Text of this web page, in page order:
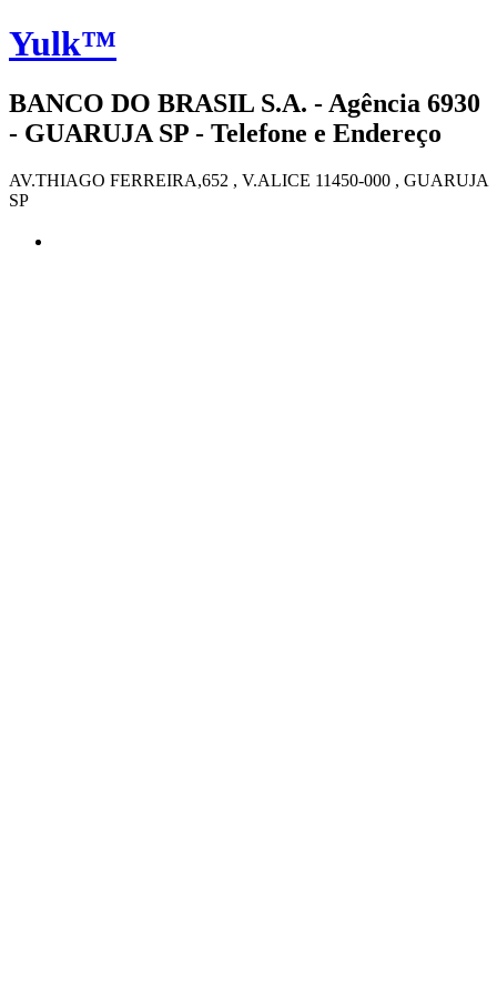
Yulk™
BANCO DO BRASIL S.A. - Agência 6930
- GUARUJA SP - Telefone e Endereço
AV.THIAGO FERREIRA,652 , V.ALICE 11450-000 , GUARUJA
SP